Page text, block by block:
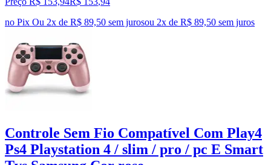
no Pix Ou 2x de R$ 89,50 sem jurosou 2x de R$ 89,50 sem juros
Controle Sem Fio Compatível Com Play4
Ps4 Playstation 4 / slim / pro / pc E Smart